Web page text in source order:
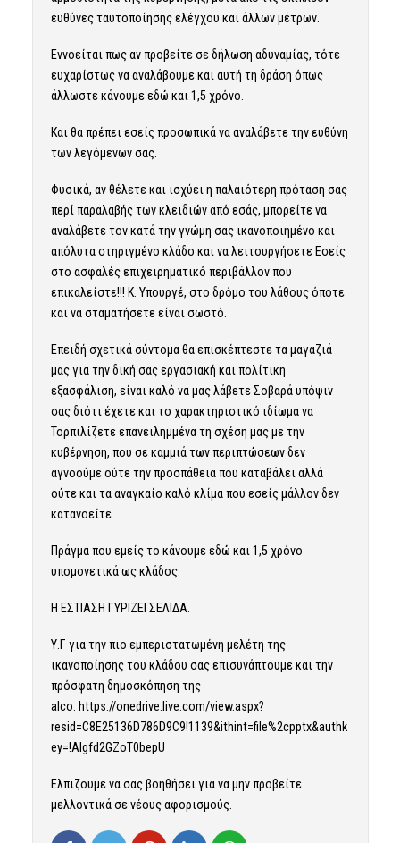
ευθύνες ταυτοποίησης ελέγχου και άλλων μέτρων.
Εννοείται πως αν προβείτε σε δήλωση αδυναμίας, τότε
ευχαρίστως να αναλάβουμε και αυτή τη δράση όπως
άλλωστε κάνουμε εδώ και 1,5 χρόνο.
Και θα πρέπει εσείς προσωπικά να αναλάβετε την ευθύνη
των λεγόμενων σας.
Φυσικά, αν θέλετε και ισχύει η παλαιότερη πρόταση σας
περί παραλαβής των κλειδιών από εσάς, μπορείτε να
αναλάβετε τον κατά την γνώμη σας ικανοποιημένο και
απόλυτα στηριγμένο κλάδο και να λειτουργήσετε Εσείς
στο ασφαλές επιχειρηματικό περιβάλλον που
επικαλείστε!!! Κ. Υπουργέ, στο δρόμο του λάθους όποτε
και να σταματήσετε είναι σωστό.
Επειδή σχετικά σύντομα θα επισκέπτεστε τα μαγαζιά
μας για την δική σας εργασιακή και πολίτικη
εξασφάλιση, είναι καλό να μας λάβετε Σοβαρά υπόψιν
σας διότι έχετε και το χαρακτηριστικό ιδίωμα να
Τορπιλίζετε επανειλημμένα τη σχέση μας με την
κυβέρνηση, που σε καμμιά των περιπτώσεων δεν
αγνοούμε ούτε την προσπάθεια που καταβάλει αλλά
ούτε και τα αναγκαίο καλό κλίμα που εσείς μάλλον δεν
κατανοείτε.
Πράγμα που εμείς το κάνουμε εδώ και 1,5 χρόνο
υπομονετικά ως κλάδος.
Η ΕΣΤΙΑΣΗ ΓΥΡΙΖΕΙ ΣΕΛΙΔΑ.
Υ.Γ για την πιο εμπεριστατωμένη μελέτη της
ικανοποίησης του κλάδου σας επισυνάπτουμε και την
πρόσφατη δημοσκόπηση της
alco. https://onedrive.live.com/view.aspx?
resid=C8E25136D786D9C9!1139&ithint=file%2cpptx&authk
ey=!AIgfd2GZoT0bepU
Ελπιζουμε να σας βοηθήσει για να μην προβείτε
μελλοντικά σε νέους αφορισμούς.